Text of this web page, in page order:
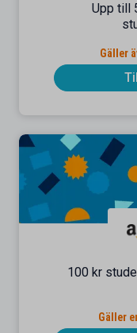
Upp till
Gäller
100 kr
Gäller